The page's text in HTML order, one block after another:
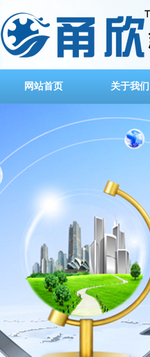
网站首页 关于我们
最新新闻：热烈庆祝慈溪市慈东